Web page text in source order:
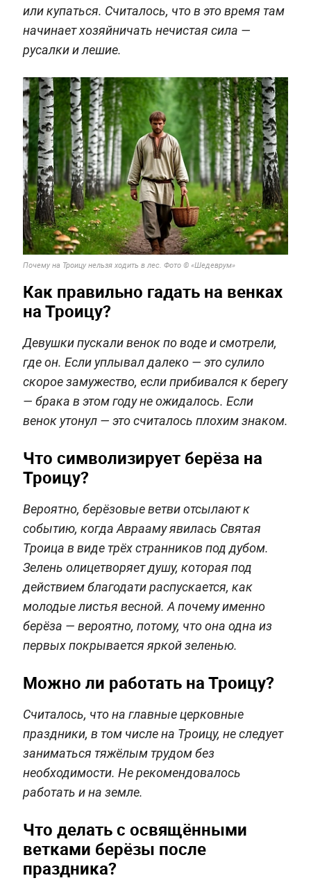
или купаться. Считалось, что в это время там
начинает хозяйничать нечистая сила —
русалки и лешие.
Почему на Троицу нельзя ходить в лес. Фото © «Шедеврум»
Как правильно гадать на венках
на Троицу?
Девушки пускали венок по воде и смотрели,
где он. Если уплывал далеко — это сулило
скорое замужество, если прибивался к берегу
— брака в этом году не ожидалось. Если
венок утонул — это считалось плохим знаком.
Что символизирует берёза на
Троицу?
Вероятно, берёзовые ветви отсылают к
событию, когда Аврааму явилась Святая
Троица в виде трёх странников под дубом.
Зелень олицетворяет душу, которая под
действием благодати распускается, как
молодые листья весной. А почему именно
берёза — вероятно, потому, что она одна из
первых покрывается яркой зеленью.
Можно ли работать на Троицу?
Считалось, что на главные церковные
праздники, в том числе на Троицу, не следует
заниматься тяжёлым трудом без
необходимости. Не рекомендовалось
работать и на земле.
Что делать с освящёнными
ветками берёзы после
праздника?